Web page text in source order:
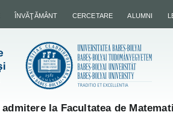
ÎNVĂŢĂMÂNT CERCETARE ALUMNI
la Facultatea de